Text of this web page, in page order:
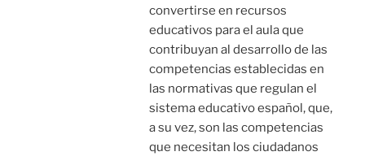
convertirse en recursos
educativos para el aula que
contribuyan al desarrollo de las
competencias establecidas en
las normativas que regulan el
sistema educativo español, que,
a su vez, son las competencias
que necesitan los ciudadanos